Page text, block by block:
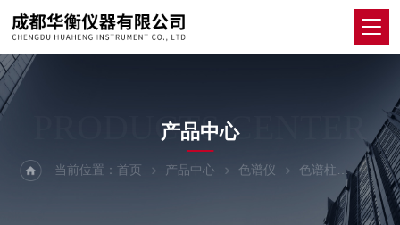
PRODUCTS CENTER
产品中心
当前位置：首页 产品中心 色谱仪 色谱柱 HxSil